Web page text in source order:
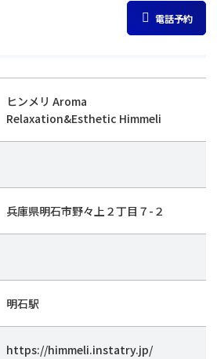
電話予約
ヒンメリ Aroma
Relaxation&Esthetic Himmeli
兵庫県明石市野々上２丁目７-２
明石駅
https://himmeli.instatry.jp/